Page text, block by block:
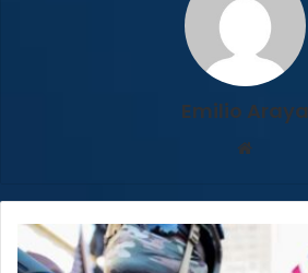
Emilio Araya
Washington
autorizó